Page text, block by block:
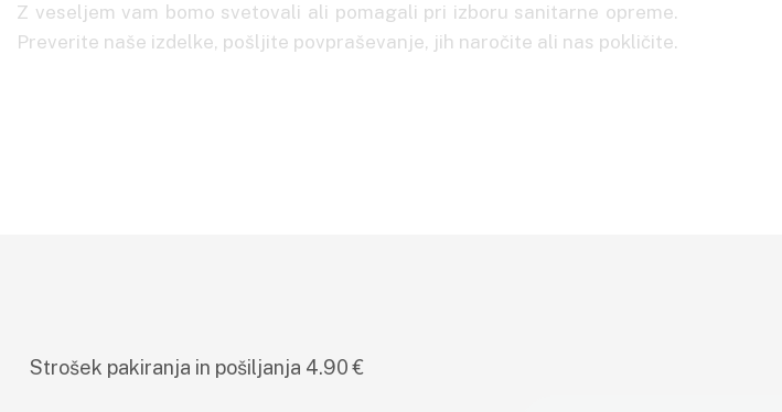
Z veseljem vam bomo svetovali ali pomagali pri izboru sanitarne opreme.
Preverite naše izdelke, pošljite povpraševanje, jih naročite ali nas pokličite.
Strošek pakiranja in pošiljanja 4.90 €